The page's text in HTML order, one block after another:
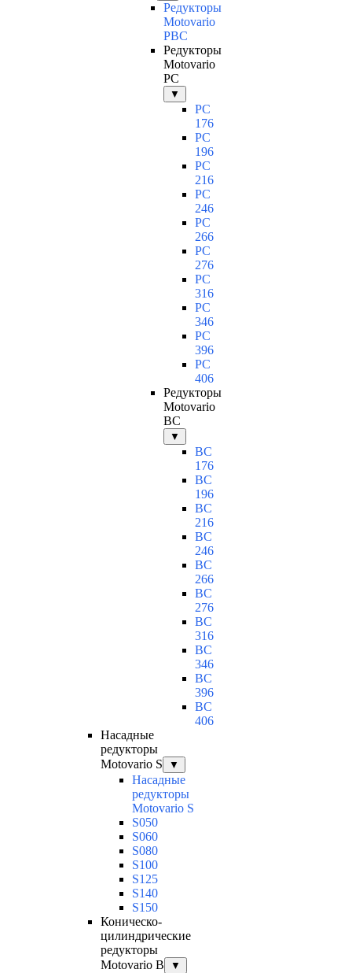
Редукторы
Motovario
PBC
Редукторы
Motovario
PC
▼
PC
176
PC
196
PC
216
PC
246
PC
266
PC
276
PC
316
PC
346
PC
396
PC
406
Редукторы
Motovario
BC
▼
BC
176
BC
196
BC
216
BC
246
BC
266
BC
276
BC
316
BC
346
BC
396
BC
406
Насадные
редукторы
Motovario S
▼
Насадные
редукторы
Motovario S
S050
S060
S080
S100
S125
S140
S150
Коническо-
цилиндрические
редукторы
Motovario B
▼